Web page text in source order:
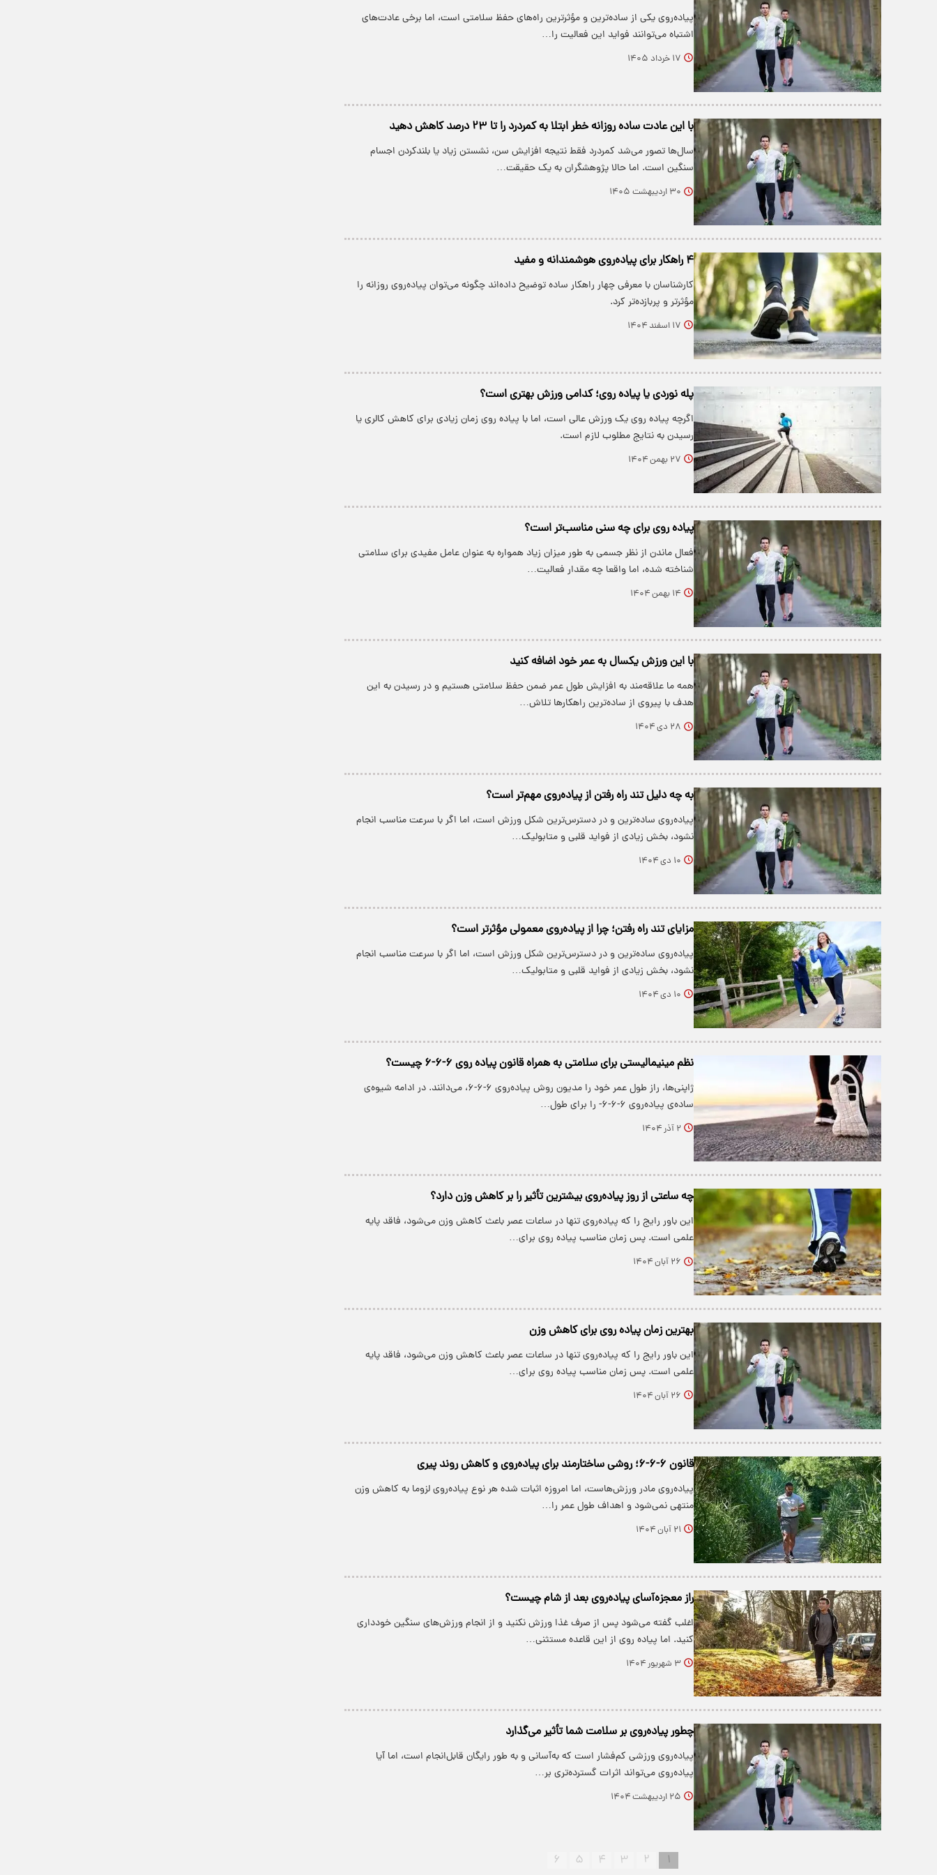
پیاده‌روی یکی از ساده‌ترین و مؤثرترین راه‌های حفظ سلامتی است، اما برخی عادت‌های
اشتباه می‌توانند فواید این فعالیت را…
۱۷ خرداد ۱۴۰۵
با این عادت ساده روزانه خطر ابتلا به کمردرد را تا ۲۳ درصد کاهش دهید
سال‌ها تصور می‌شد کمردرد فقط نتیجه افزایش سن، نشستن زیاد یا بلندکردن اجسام
سنگین است. اما حالا پژوهشگران به یک حقیقت…
۳۰ اردیبهشت ۱۴۰۵
۴ راهکار برای پیاده‌روی هوشمندانه و مفید
کارشناسان با معرفی چهار راهکار ساده توضیح داده‌اند چگونه می‌توان پیاده‌روی روزانه را
مؤثرتر و پربازده‌تر کرد.
۱۷ اسفند ۱۴۰۴
پله‌ نوردی یا پیاده‌ روی؛ کدامی ورزش بهتری است؟
اگرچه پیاده‌ روی یک ورزش عالی است، اما با پیاده‌ روی زمان زیادی برای کاهش کالری یا
رسیدن به نتایج مطلوب لازم است.
۲۷ بهمن ۱۴۰۴
پیاده روی برای چه سنی مناسب‌تر است؟
فعال ماندن از نظر جسمی به طور میزان زیاد همواره به عنوان عامل مفیدی برای سلامتی
شناخته شده، اما واقعا چه مقدار فعالیت…
۱۴ بهمن ۱۴۰۴
با این ورزش یکسال به عمر خود اضافه کنید
همه ما علاقه‌مند به افزایش طول عمر ضمن حفظ سلامتی هستیم و در رسیدن به این
هدف با پیروی از ساده‌ترین راهکارها تلاش…
۲۸ دی ۱۴۰۴
به چه دلیل تند راه رفتن از پیاده‌روی مهم‌تر است؟
پیاده‌روی ساده‌ترین و در دسترس‌ترین شکل ورزش است، اما اگر با سرعت مناسب انجام
نشود، بخش زیادی از فواید قلبی و متابولیک…
۱۰ دی ۱۴۰۴
مزایای تند راه رفتن؛ چرا از پیاده‌روی معمولی مؤثرتر است؟
پیاده‌روی ساده‌ترین و در دسترس‌ترین شکل ورزش است، اما اگر با سرعت مناسب انجام
نشود، بخش زیادی از فواید قلبی و متابولیک…
۱۰ دی ۱۴۰۴
نظم مینیمالیستی برای سلامتی به همراه قانون پیاده روی ۶-۶-۶ چیست؟
ژاپنی‌ها، راز طول عمر خود را مدیون روش پیاده‌روی ۶-۶-۶، می‌دانند. در ادامه شیوه‌ی
ساده‌ی پیاده‌روی ۶-۶-۶- را برای طول…
۲ آذر ۱۴۰۴
چه ساعتی از روز پیاده‌روی بیشترین تأثیر را بر کاهش وزن دارد؟
این باور رایج را که پیاده‌روی تنها در ساعات عصر باعث کاهش وزن می‌شود، فاقد پایه
علمی است. پس زمان مناسب پیاده روی برای…
۲۶ آبان ۱۴۰۴
بهترین زمان پیاده روی برای کاهش وزن
این باور رایج را که پیاده‌روی تنها در ساعات عصر باعث کاهش وزن می‌شود، فاقد پایه
علمی است. پس زمان مناسب پیاده روی برای…
۲۶ آبان ۱۴۰۴
قانون ۶-۶-۶؛ روشی ساختارمند برای پیاده‌روی و کاهش روند پیری
پیاده‌روی مادر ورزش‌هاست، اما امروزه اثبات شده هر نوع پیاده‌روی لزوما به کاهش وزن
منتهی نمی‌شود و اهداف طول عمر را…
۲۱ آبان ۱۴۰۴
راز معجزه‌آسای پیاده‌روی بعد از شام چیست؟
اغلب گفته می‌شود پس از صرف غذا ورزش نکنید و از انجام ورزش‌های سنگین خودداری
کنید. اما پیاده روی از این قاعده مستثنی…
۳ شهریور ۱۴۰۴
چطور پیاده‌روی بر سلامت شما تأثیر می‌گذارد
پیاده‌روی ورزشی کم‌فشار است که به‌آسانی و به طور رایگان قابل‌انجام است، اما آیا
پیاده‌روی می‌تواند اثرات گسترده‌تری بر…
۲۵ اردیبهشت ۱۴۰۴
۱ ۲ ۳ ۴ ۵ ۶